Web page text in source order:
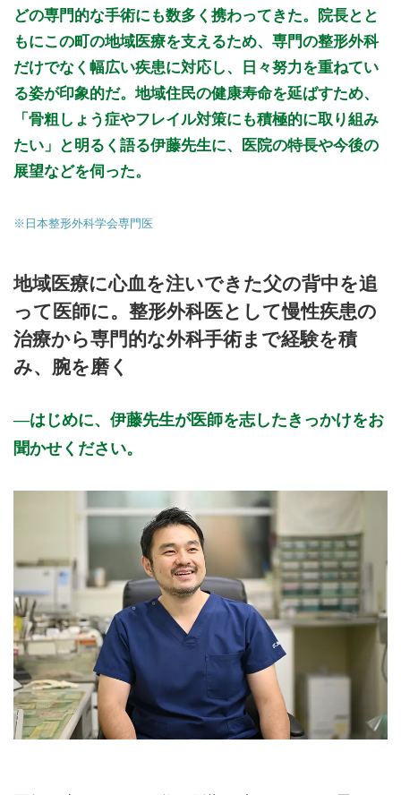
どの専門的な手術にも数多く携わってきた。院長とと
もにこの町の地域医療を支えるため、専門の整形外科
だけでなく幅広い疾患に対応し、日々努力を重ねてい
る姿が印象的だ。地域住民の健康寿命を延ばすため、
「骨粗しょう症やフレイル対策にも積極的に取り組み
たい」と明るく語る伊藤先生に、医院の特長や今後の
展望などを伺った。
※日本整形外科学会専門医
地域医療に心血を注いできた父の背中を追
って医師に。整形外科医として慢性疾患の
治療から専門的な外科手術まで経験を積
み、腕を磨く
はじめに、伊藤先生が医師を志したきっかけをお
聞かせください。